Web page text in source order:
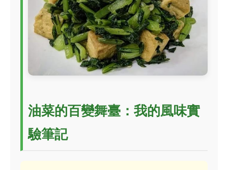
油菜的百變舞臺：我的風味實
驗筆記